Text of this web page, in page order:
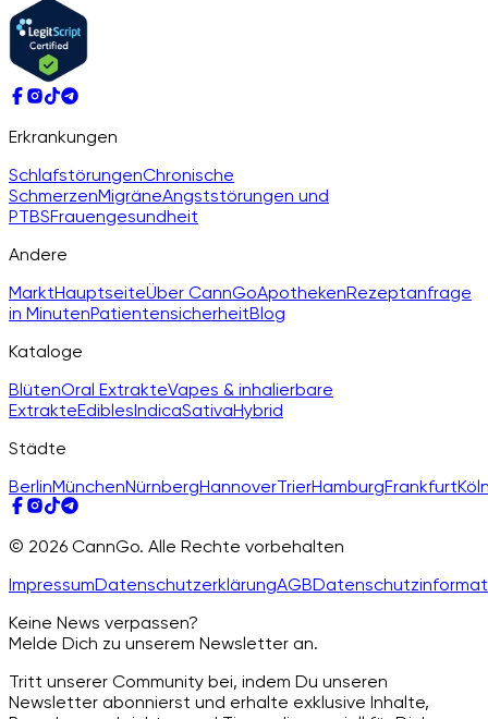
Erkrankungen
SchlafstörungenChronische
SchmerzenMigräneAngststörungen und
PTBSFrauengesundheit
Andere
MarktHauptseiteÜber CannGoApothekenRezeptanfrage
in MinutenPatientensicherheitBlog
Kataloge
BlütenOral ExtrakteVapes & inhalierbare
ExtrakteEdiblesIndicaSativaHybrid
Städte
BerlinMünchenNürnbergHannoverTrierHamburgFrankfurt
© 2026 CannGo. Alle Rechte vorbehalten
ImpressumDatenschutzerklärungAGB
Keine News verpassen?
Melde Dich zu unserem Newsletter an.
Tritt unserer Community bei, indem Du unseren
Newsletter abonnierst und erhalte exklusive Inhalte,